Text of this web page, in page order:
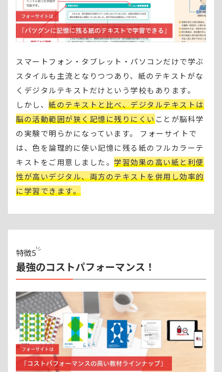
スマートフォン・タブレット・パソコンだけで学ぶ
スタイルも主流となりつつあり、紙のテキストがな
くデジタルテキストだけという学校もあります。
しかし、 紙のテキストと比べ、デジタルテキストは
脳の活動範囲が狭く記憶に残りにくいことが脳科学
の実験で明らかになっています。 フォーサイトで
は、色を論理的に使い記憶に残る紙のフルカラーテ
キストをご用意しました。 学習効果の高い紙と利便
性が高いデジタル、両方のテキストを併用し効率的
に学習できます。
特徴5
最強のコストパフォーマンス！